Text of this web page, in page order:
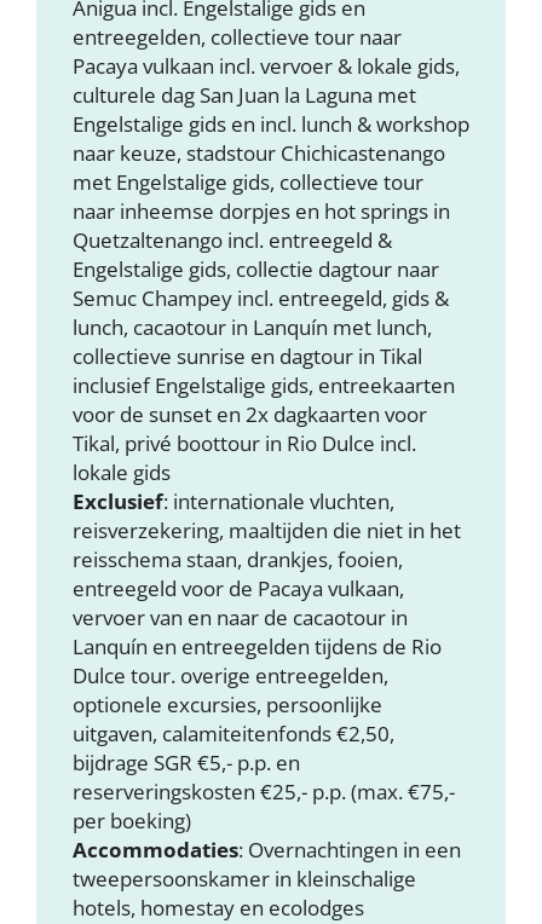
Anigua incl. Engelstalige gids en
entreegelden, collectieve tour naar
Pacaya vulkaan incl. vervoer & lokale gids,
culturele dag San Juan la Laguna met
Engelstalige gids en incl. lunch & workshop
naar keuze, stadstour Chichicastenango
met Engelstalige gids, collectieve tour
naar inheemse dorpjes en hot springs in
Quetzaltenango incl. entreegeld &
Engelstalige gids, collectie dagtour naar
Semuc Champey incl. entreegeld, gids &
lunch, cacaotour in Lanquín met lunch,
collectieve sunrise en dagtour in Tikal
inclusief Engelstalige gids, entreekaarten
voor de sunset en 2x dagkaarten voor
Tikal, privé boottour in Rio Dulce incl.
lokale gids
Exclusief: internationale vluchten,
reisverzekering, maaltijden die niet in het
reisschema staan, drankjes, fooien,
entreegeld voor de Pacaya vulkaan,
vervoer van en naar de cacaotour in
Lanquín en entreegelden tijdens de Rio
Dulce tour. overige entreegelden,
optionele excursies, persoonlijke
uitgaven, calamiteitenfonds €2,50,
bijdrage SGR €5,- p.p. en
reserveringskosten €25,- p.p. (max. €75,-
per boeking)
Accommodaties: Overnachtingen in een
tweepersoonskamer in kleinschalige
hotels, homestay en ecolodges